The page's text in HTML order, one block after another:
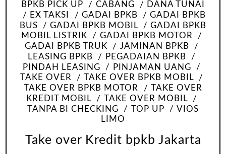
BPKB PICK UP
CABANG
DANA TUNAI
EX TAKSI
GADAI BPKB
GADAI BPKB
BUS
GADAI BPKB MOBIL
GADAI BPKB
MOBIL LISTRIK
GADAI BPKB MOTOR
GADAI BPKB TRUK
JAMINAN BPKB
LEASING BPKB
PEGADAIAN BPKB
PINDAH LEASING
PINJAMAN UANG
TAKE OVER
TAKE OVER BPKB MOBIL
TAKE OVER BPKB MOTOR
TAKE OVER
KREDIT MOBIL
TAKE OVER MOBIL
TANPA BI CHECKING
TOP UP
VIOS
LIMO
Take over Kredit bpkb Jakarta